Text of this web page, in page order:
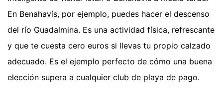
En Benahavís, por ejemplo, puedes hacer el descenso
del río Guadalmina. Es una actividad física, refrescante
y que te cuesta cero euros si llevas tu propio calzado
adecuado. Es el ejemplo perfecto de cómo una buena
elección supera a cualquier club de playa de pago.